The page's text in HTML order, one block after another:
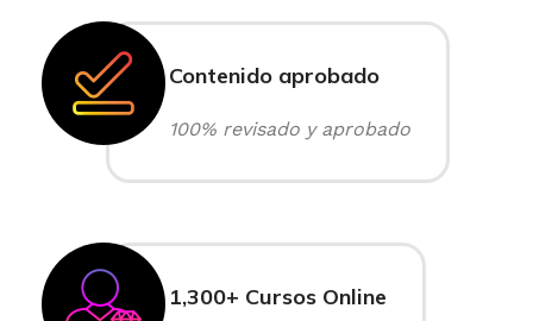
Contenido aprobado
100% revisado y aprobado
1,300+ Cursos Online